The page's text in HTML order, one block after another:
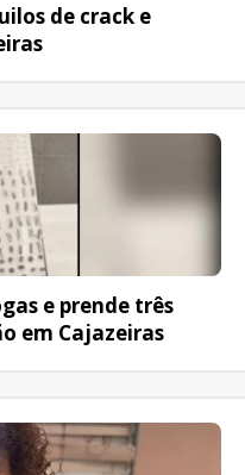
de crack e
e prende três
em Cajazeiras